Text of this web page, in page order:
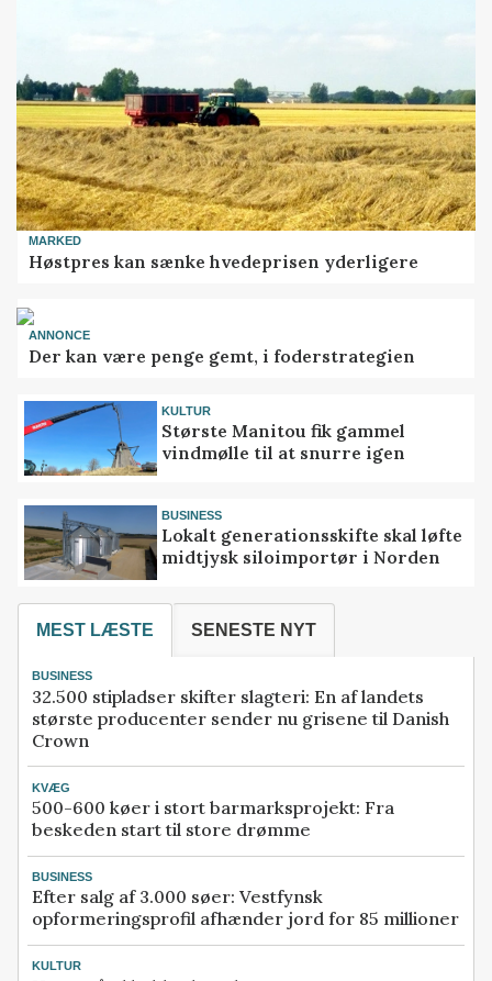
MARKED
Høstpres kan sænke hvedeprisen yderligere
ANNONCE
Der kan være penge gemt, i foderstrategien
KULTUR
Største Manitou fik gammel
vindmølle til at snurre igen
BUSINESS
Lokalt generationsskifte skal løfte
midtjysk siloimportør i Norden
MEST LÆSTE SENESTE NYT
BUSINESS
32.500 stipladser skifter slagteri: En af landets
største producenter sender nu grisene til Danish
Crown
KVÆG
500-600 køer i stort barmarksprojekt: Fra
beskeden start til store drømme
BUSINESS
Efter salg af 3.000 søer: Vestfynsk
opformeringsprofil afhænder jord for 85 millioner
KULTUR